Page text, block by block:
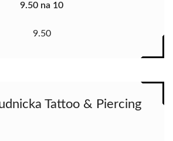
9.50 na 10
9.50
Tattoo & Piercing